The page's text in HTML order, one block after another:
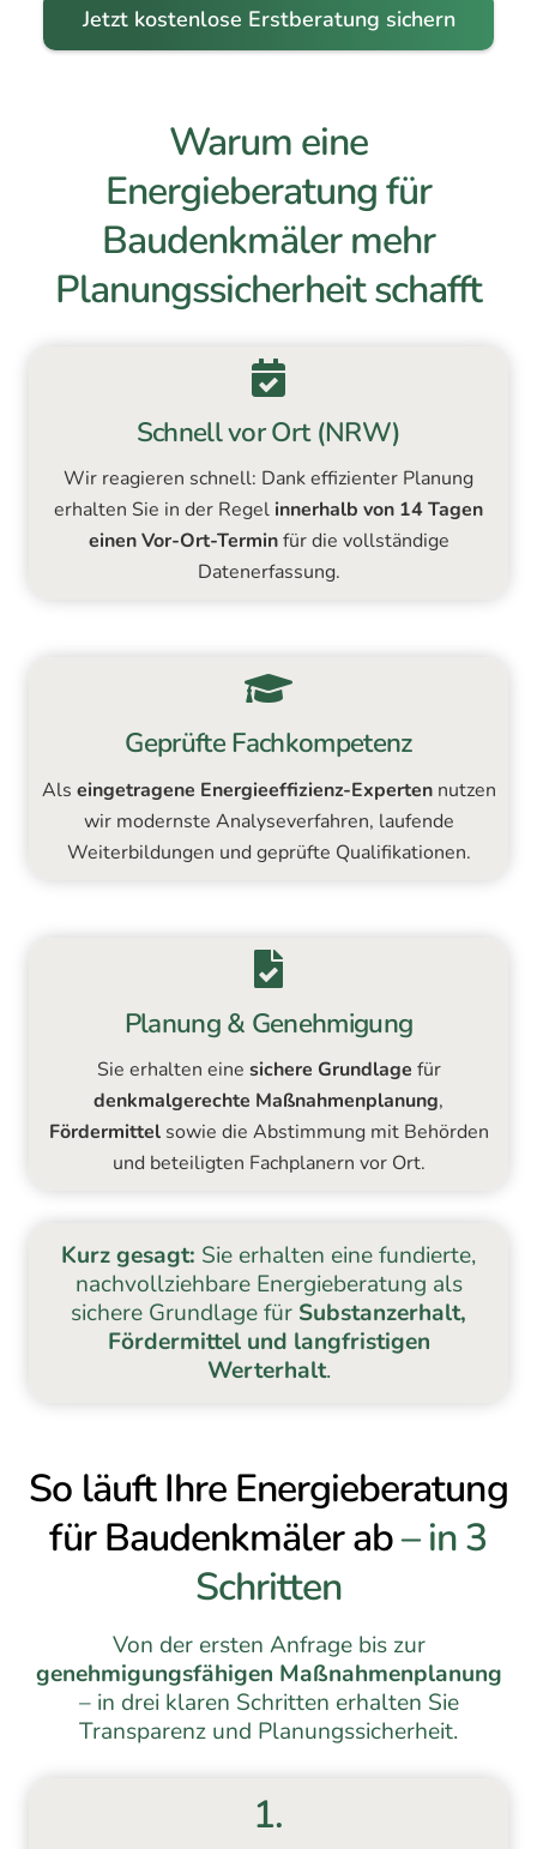
Jetzt kostenlose Erstberatung sichern
Warum eine
Energieberatung für
Baudenkmäler mehr
Planungssicherheit schafft
Schnell vor Ort (NRW)
Wir reagieren schnell: Dank effizienter Planung
erhalten Sie in der Regel innerhalb von 14 Tagen
einen Vor-Ort-Terminfür die vollständige
Datenerfassung.
Geprüfte Fachkompetenz
Als eingetragene Energieeffizienz-Expertennutzen
wir modernste Analyseverfahren, laufende
Weiterbildungen und geprüfte Qualifikationen.
Planung & Genehmigung
Sie erhalten eine sichere Grundlage für
denkmalgerechte Maßnahmenplanung,
Fördermittelsowie die Abstimmung mit Behörden
und beteiligten Fachplanern vor Ort.
Kurz gesagt: Sie erhalten eine fundierte,
nachvollziehbare Energieberatung als
sichere Grundlage für Substanzerhalt,
Fördermittel und langfristigen
Werterhalt.
So läuft Ihre Energieberatung
für Baudenkmäler ab– in 3
Schritten
Von der ersten Anfrage bis zur
genehmigungsfähigen Maßnahmenplanung
– in drei klaren Schritten erhalten Sie
Transparenz und Planungssicherheit.
1.